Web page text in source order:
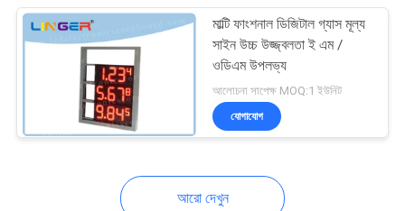
এএফএল বৈদ্যুতিন
স্কোরবোর্ড
মাল্টি ফাংশনাল ডিজিটাল গ্যাস মূল্য
সাইন উচ্চ উজ্জ্বলতা ই এম /
ওডিএম উপলভ্য
আলোচনা সাপেক্ষ MOQ:1 ইউনিট
যোগাযোগ
আরো দেখুন